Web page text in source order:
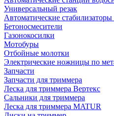
Универсальный резак
Автоматические
Бетоносмесители
Газонокосилки
Мотобуры
Отбойные молотки
Электрические ножницы по
Запчасти
Запчасти для триммера
Леска для триммера Вертекс
Сальники для триммера
Леска для триммера MATUR